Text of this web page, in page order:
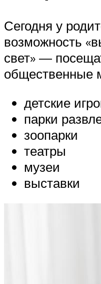
Сегодня у
возможность
свет» —
общественные
детские
парки
зоопарки
театры
музеи
выставки